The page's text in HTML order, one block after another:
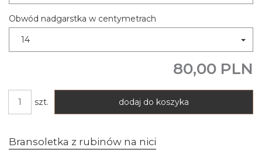
Obwód nadgarstka w centymetrach
14
80,00 PLN
szt. dodaj do koszyka
Bransoletka z rubinów na nici